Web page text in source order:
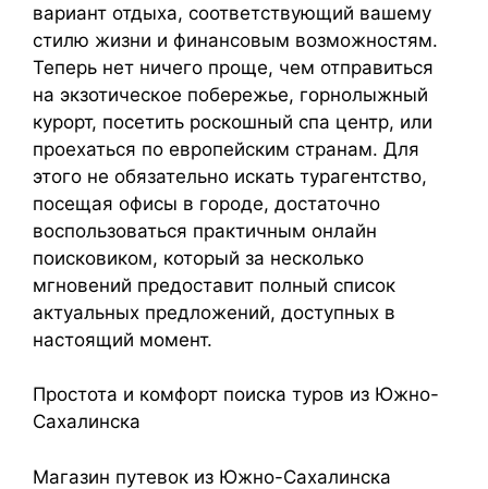
вариант отдыха, соответствующий вашему
стилю жизни и финансовым возможностям.
Теперь нет ничего проще, чем отправиться
на экзотическое побережье, горнолыжный
курорт, посетить роскошный спа центр, или
проехаться по европейским странам. Для
этого не обязательно искать турагентство,
посещая офисы в городе, достаточно
воспользоваться практичным онлайн
поисковиком, который за несколько
мгновений предоставит полный список
актуальных предложений, доступных в
настоящий момент.
Простота и комфорт поиска туров из Южно-
Сахалинска
Магазин путевок из Южно-Сахалинска